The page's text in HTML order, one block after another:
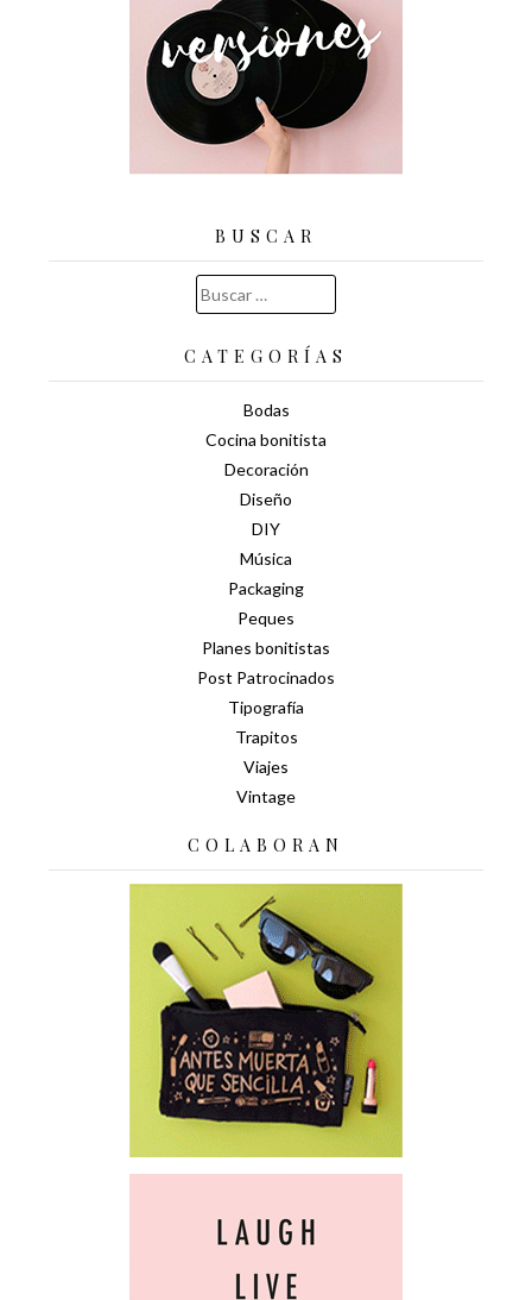
BUSCAR
Buscar:
CATEGORÍAS
Bodas
Cocina bonitista
Decoración
Diseño
DIY
Música
Packaging
Peques
Planes bonitistas
Post Patrocinados
Tipografía
Trapitos
Viajes
Vintage
COLABORAN